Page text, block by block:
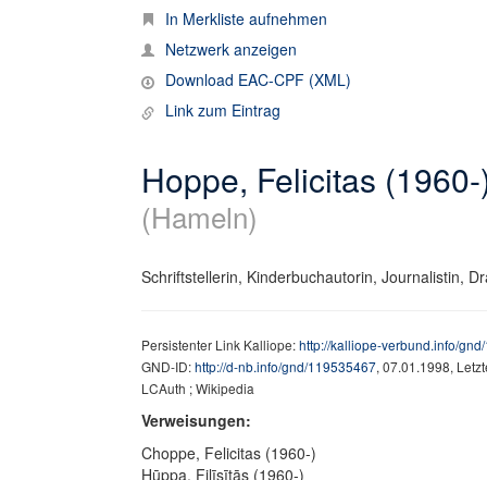
In Merkliste aufnehmen
Netzwerk anzeigen
Download EAC-CPF (XML)
Link zum Eintrag
Hoppe, Felicitas
(Hameln)
Schriftstellerin, Kinderbuchautorin, Journalistin,
Persistenter Link Kalliope:http://kalliope-verbund.info/
GND-ID:http://d-nb.info/gnd/119535467, 07.01.1998,
LCAuth ; Wikipedia
Verweisungen:
Choppe, Felicitas (1960-)
Hūppa, Filīsītās (1960-)